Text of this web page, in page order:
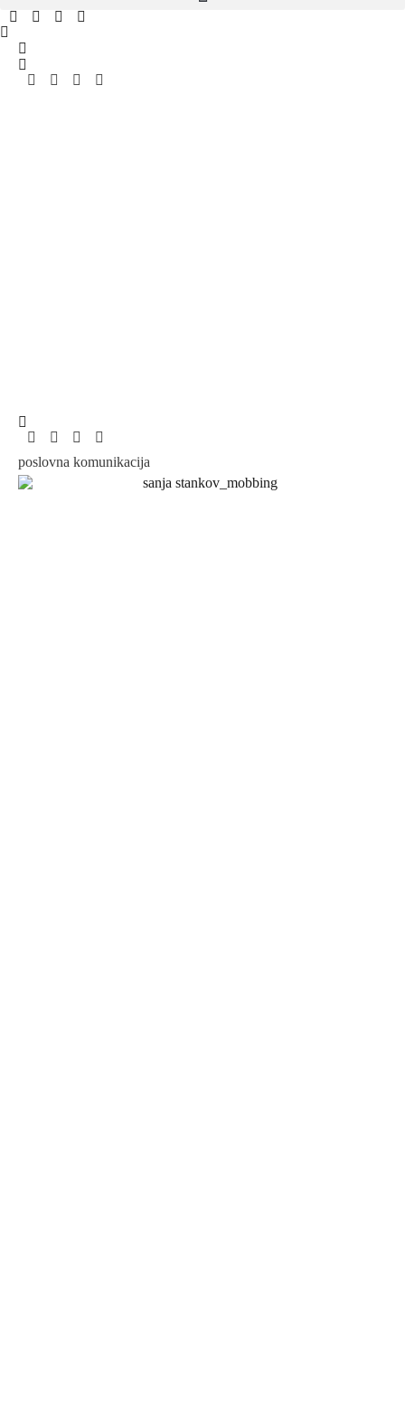
poslovna komunikacija